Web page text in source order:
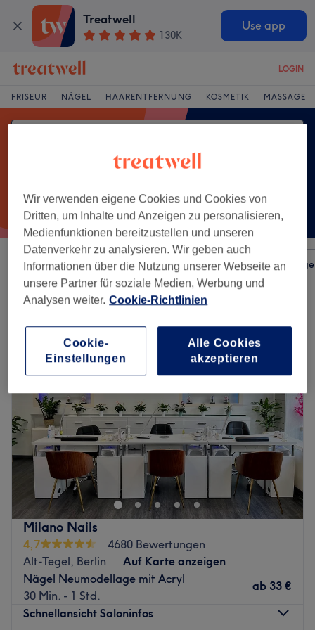
Treatwell
130K
Use app
LOGIN
FRISEUR NÄGEL HAARENTFERNUNG KOSMETIK MASSAGE
Sortieren nach Beliebiger Preis Salons
Ein Salon, der anbietet: acrylmodellage in Tegel, Berlin
Milano Nails
4,7
4680 Bewertungen
Alt-Tegel, Berlin
Auf Karte anzeigen
Nägel Neumodellage mit Acryl
30 Min. - 1 Std.
ab 33 €
Schnellansicht Saloninfos
Wir verwenden eigene Cookies und Cookies von
Dritten, um Inhalte und Anzeigen zu personalisieren,
Medienfunktionen bereitzustellen und unseren
Datenverkehr zu analysieren. Wir geben auch
Informationen über die Nutzung unserer Webseite an
unsere Partner für soziale Medien, Werbung und
Analysen weiter. Cookie-Richtlinien
Cookie-
Einstellungen
Alle Cookies
akzeptieren